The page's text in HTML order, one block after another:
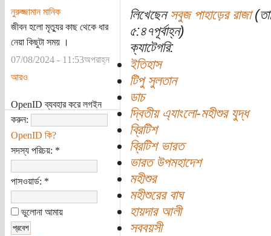
নুরুজ্জামান মানিক
জীবন হলো মৃত্যুর কাছ থেকে ধার
নেয়া কিছুটা সময় ।
07/08/2024 - 11:53অপরাহ্ন
আরও
OpenID ব্যবহার করে লগইন
করুন:
OpenID কি?
সদস্য পরিচয়: *
পাসওয়ার্ড: *
ভুলোনা আমায়
লিখেছেন সবুজ পাহাড়ের রাজা
৫:৪৭পূর্বাহ্ন)
ক্যাটেগরি:
ইতিহাস
টিপু সুলতান
ডাচ
দ্বিতীয় এ্যাংলো-মহীশুর যুদ্ধ
ব্রিটিশ
ব্রিটিশ ভারত
ভারত উপমহাদেশ
মহীশুর
মহীশুরের বাঘ
হায়দার আলী
সববয়সী